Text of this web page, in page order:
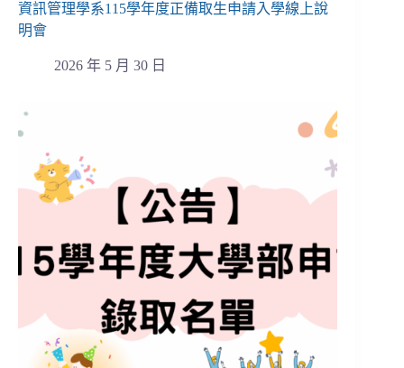
資訊管理學系115學年度正備取生申請入學線上說
明會
2026 年 5 月 30 日